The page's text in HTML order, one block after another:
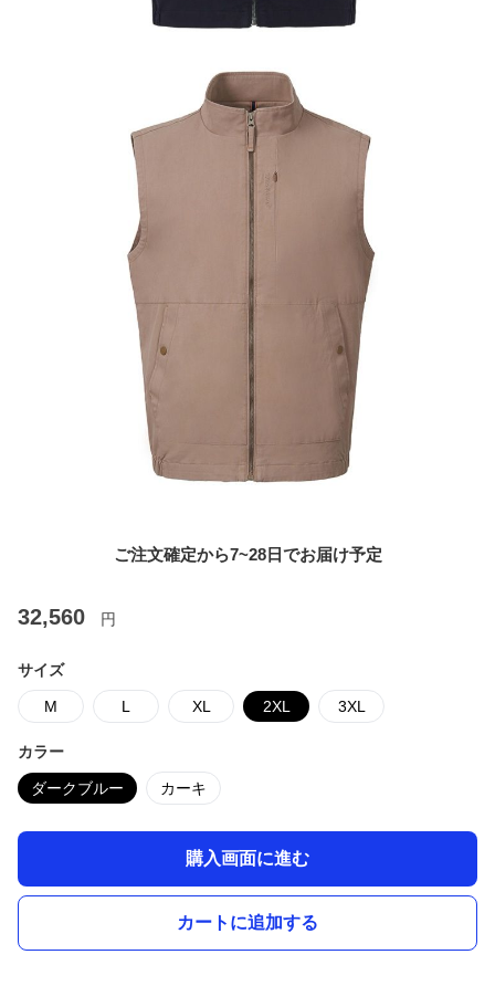
ご注文確定から7~28日でお届け予定
32,560 円
サイズ
M L XL 2XL 3XL
カラー
ダークブルー カーキ
購入画面に進む
カートに追加する